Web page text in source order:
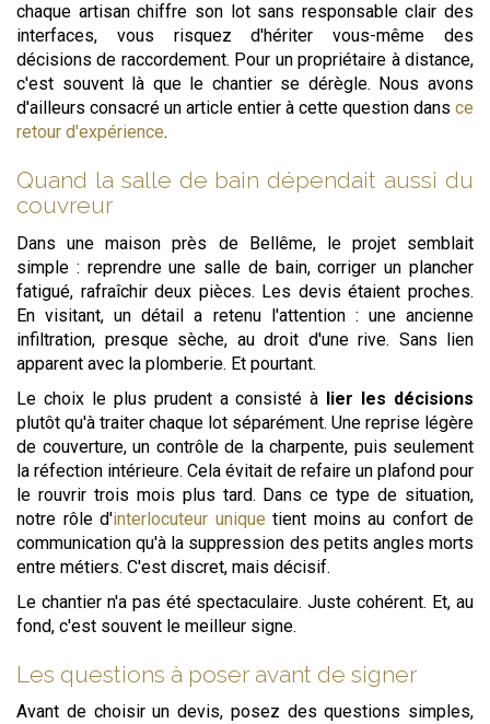
chaque artisan chiffre son lot sans responsable clair des
interfaces, vous risquez d'hériter vous-même des
décisions de raccordement. Pour un propriétaire à distance,
c'est souvent là que le chantier se dérègle. Nous avons
d'ailleurs consacré un article entier à cette question dans ce
retour d'expérience.
Quand la salle de bain dépendait aussi du
couvreur
Dans une maison près de Bellême, le projet semblait
simple : reprendre une salle de bain, corriger un plancher
fatigué, rafraîchir deux pièces. Les devis étaient proches.
En visitant, un détail a retenu l'attention : une ancienne
infiltration, presque sèche, au droit d'une rive. Sans lien
apparent avec la plomberie. Et pourtant.
Le choix le plus prudent a consisté à lier les décisions
plutôt qu'à traiter chaque lot séparément. Une reprise légère
de couverture, un contrôle de la charpente, puis seulement
la réfection intérieure. Cela évitait de refaire un plafond pour
le rouvrir trois mois plus tard. Dans ce type de situation,
notre rôle d'interlocuteur unique tient moins au confort de
communication qu'à la suppression des petits angles morts
entre métiers. C'est discret, mais décisif.
Le chantier n'a pas été spectaculaire. Juste cohérent. Et, au
fond, c'est souvent le meilleur signe.
Les questions à poser avant de signer
Avant de choisir un devis, posez des questions simples,